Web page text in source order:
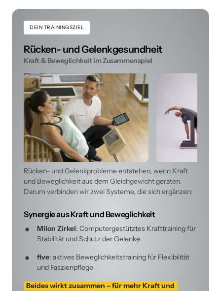
DEIN TRAININGSZIEL
Rücken- und Gelenkgesundheit
Kraft & Beweglichkeit im Zusammenspiel
Rücken- und Gelenkprobleme entstehen, wenn Kraft
und Beweglichkeit aus dem Gleichgewicht geraten.
Darum verbinden wir zwei Systeme, die sich ergänzen:
Synergie aus Kraft und Beweglichkeit
Milon Zirkel: Computergestütztes Krafttraining für
Stabilität und Schutz der Gelenke
five: aktives Beweglichkeitstraining für Flexibilität
und Faszienpflege
Beides wirkt zusammen – für mehr Kraft